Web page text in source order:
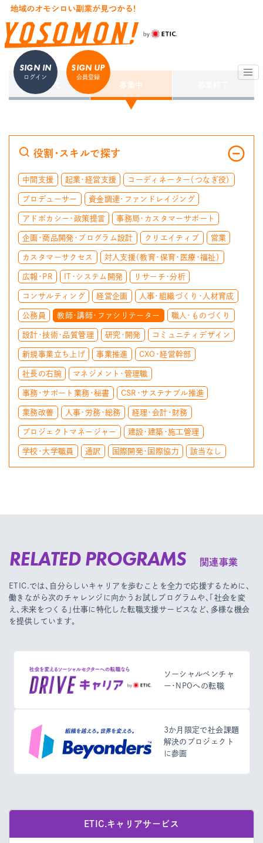
SIGN IN
ログイン
SIGN UP
会員登録
すべて 募集中
役割・スキルで探す
中間支援 起業・経営支援 コーディネーター（つなぎ役）
プロデューサー 資金調達・ファンドレイジング
アドボカシー・政策提言 事務局・カスタマーサポート
企画・商品開発・プログラム設計 クリエイティブ 営業
カスタマーサクセス 対人支援（教育・保育・医療・福祉）
広報・PR IT・システム開発 リサーチ・分析
コンサルティング 経営企画 人事・組織づくり・人材育成
公務員 教師・講師・ファシリテーター 職人・ものづくり
設計・技術・品質管理 研究・開発 コミュニティデザイン
新規事業立ち上げ 事業推進 CXO・経営幹部
社長の右腕 マネジメント・管理職
事務・サポート業務・秘書 CSR・サステナブル推進
業務改善 人事・労務・総務 経理・会計・財務
プロジェクトマネージャー 建設・建築・施工管理
学校・大学職員 通訳 国際開発・国際協力 該当なし
RELATED PROGRAMS 関連事業
ETIC.では、自分らしいキャリアを歩むことを全力で応援するために、
働きながら次のチャレンジに向かうお試しプログラムや、
「社会を変
え、未来をつくる」仕事に特化した転職支援サービスなど、多様な機会
を提供しています。
ソーシャルベンチャ
ー・NPOへの転職
3か月限定で社会課題
解決のプロジェクト
に参画
ETIC.キャリアサービス